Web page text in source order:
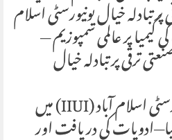
تبادلہ خیال یونیورسٹی اسلام
پر عالمی سمپوزیم —
ترقی پر تبادلہ خیال
بین الاقوامی اسلامی یونیورسٹی اسلام آباد (IIUI) میں